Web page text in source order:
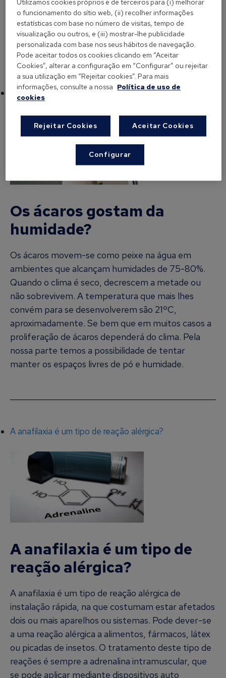
pouca presença de ácaros, já que o clima é seco,
devido a uma humidade relativa abaixo dos 50%.
Os ácaros gostam da humidade?
Os ácaros gostam da
humidade?
Os ácaros movem-se como peixe na água em
ambientes que alcançam humidades de 75-80%.
Quando o clima é seco, decrescem a metade ou
não sobrevivem. A temperatura que mais lhes
convém para se desenvolverem são 21ºC,
aproximadamente. Se bem que em muitos casos a
proliferação de ácaros dependerá do clima. Pela
nossa parte temos a possibilidade de tentar
manter os espaços livres de pó e humidade.
A anafilaxia é um tipo de reação alérgica?
A anafilaxia é um tipo de
reação alérgica?
A anafilaxia é um tipo de reação alérgica de
instalação rápida, na que costumam estar afetados
dois ou mais aparelhos ou sistemas. Pode dever-se
a uma reação alérgica a alimentos, fármacos, látex
ou picadas de insetos. O tratamento deste tipo de
reações é sempre a adrenalina intramuscular, que
se pode aplicar mediante dispositivos auto
Utilizamos cookies próprios e de terceiros para (i) melhorar
o funcionamento do sítio web, (ii) recolher informações
estatísticas com base no número de visitas, tempo de
visualização ou outros, e (iii) mostrar-lhe publicidade
personalizada com base nos seus hábitos de navegação.
Pode aceitar todos os cookies clicando em “Aceitar
Cookies”, alterar a configuração em “Configurar” ou rejeitar
a sua utilização em “Rejeitar cookies”. Para mais
informações, consulte a nossa Política de uso de
cookies
Rejeitar Cookies Aceitar Cookies
Configurar